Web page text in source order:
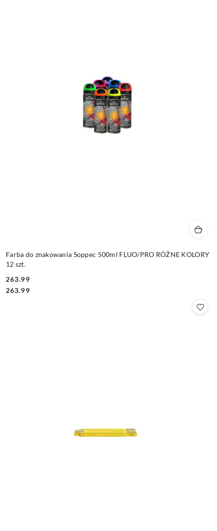
Farba do znakowania Soppec 500ml FLUO/PRO RÓŻNE KOLORY
12 szt.
Cena:
263.99
Cena:
263.99